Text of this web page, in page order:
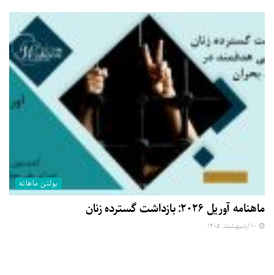
بولتن ماهانه
ماهنامه آوریل ۲۰۲۶: بازداشت گسترده زنان